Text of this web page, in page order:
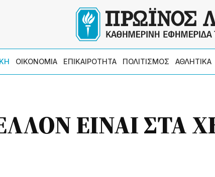
ΟΙΚΟΝΟΜΙΑ ΕΠΙΚΑΙΡΟΤΗΤΑ ΠΟΛΙΤΙΣΜΟΣ ΑΘΛΗΤΙΚΑ
ΕΙΝΑΙ ΣΤΑ